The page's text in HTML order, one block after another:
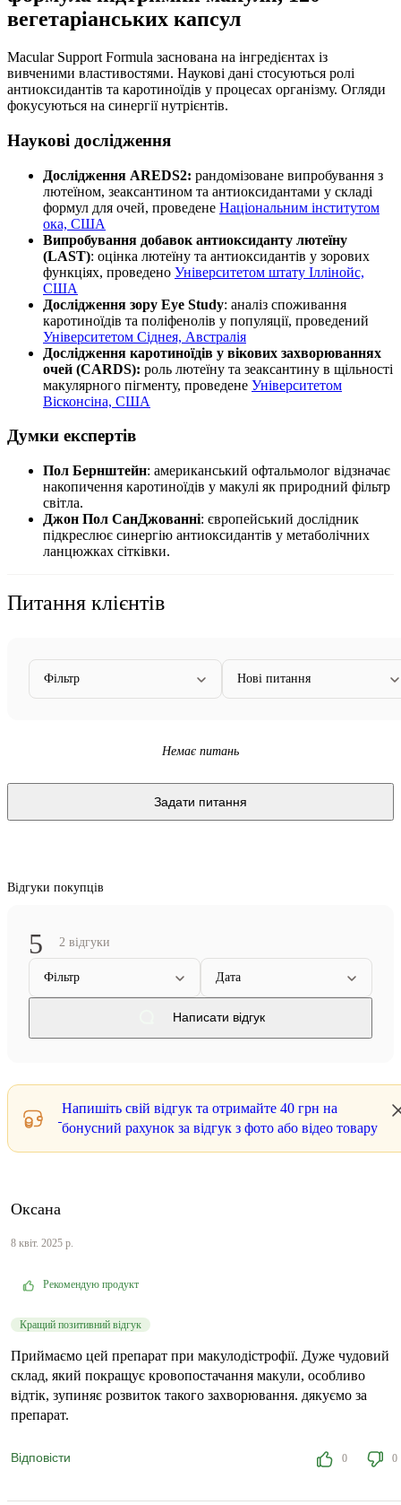
вегетаріанських капсул
Macular Support Formula заснована на інгредієнтах із
вивченими властивостями. Наукові дані стосуються ролі
антиоксидантів та каротиноїдів у процесах організму. Огляди
фокусуються на синергії нутрієнтів.
Наукові дослідження
Дослідження AREDS2: рандомізоване випробування з
лютеїном, зеаксантином та антиоксидантами у складі
формул для очей, проведене Національним інститутом
ока, США
Випробування добавок антиоксиданту лютеїну
(LAST): оцінка лютеїну та антиоксидантів у зорових
функціях, проведено Університетом штату Іллінойс,
США
Дослідження зору Eye Study: аналіз споживання
каротиноїдів та поліфенолів у популяції, проведений
Університетом Сіднея, Австралія
Дослідження каротиноїдів у вікових захворюваннях
очей (CARDS): роль лютеїну та зеаксантину в щільності
макулярного пігменту, проведене Університетом
Вісконсіна, США
Думки експертів
Пол Бернштейн: американський офтальмолог відзначає
накопичення каротиноїдів у макулі як природний фільтр
світла.
Джон Пол СанДжованні: європейський дослідник
підкреслює синергію антиоксидантів у метаболічних
ланцюжках сітківки.
Питання клієнтів
Фільтр Нові питання
Немає питань
Задати питання
Відгуки покупців
5 2 відгуки
Фільтр Дата
Написати відгук
Напишіть свій відгук та отримайте 40 грн на
бонусний рахунок за відгук з фото або відео товару
Оксана
8 квіт. 2025 р.
Рекомендую продукт
Кращий позитивний відгук
Приймаємо цей препарат при макулодістрофії. Дуже чудовий
склад, який покращує кровопостачання макули, особливо
відтік, зупиняє розвиток такого захворювання. дякуємо за
препарат.
Відповісти 0 0